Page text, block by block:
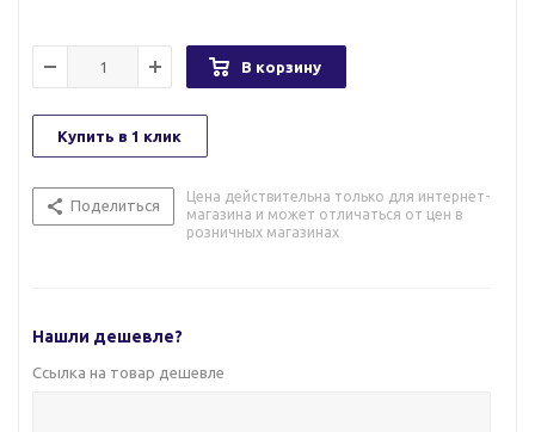
В корзину
Купить в 1 клик
Поделиться
Цена действительна только для интернет-
магазина и может отличаться от цен в
розничных магазинах
Нашли дешевле?
Ссылка на товар дешевле